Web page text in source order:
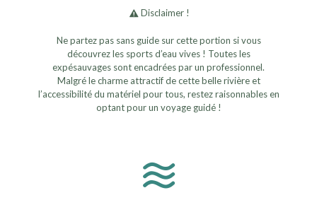
Disclaimer !
Ne partez pas sans guide sur cette portion si vous
découvrez les sports d’eau vives ! Toutes les
expésauvages sont encadrées par un professionnel.
Malgré le charme attractif de cette belle rivière et
l’accessibilité du matériel pour tous, restez raisonnables en
optant pour un voyage guidé !